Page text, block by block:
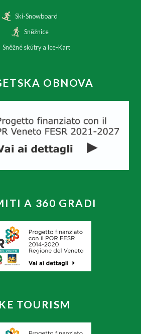
Ski-Snowboard
Sněžnice
Sněžné skútry a Ice-Kart
OBNOVA
A 360 GRADI
TOURISM